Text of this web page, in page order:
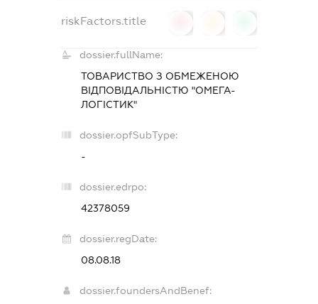
riskFactors.title
dossier.fullName:
ТОВАРИСТВО З ОБМЕЖЕНОЮ
ВІДПОВІДАЛЬНІСТЮ "ОМЕГА-
ЛОГІСТИК"
dossier.opfSubType:
-
dossier.edrpo:
42378059
dossier.regDate:
08.08.18
dossier.foundersAndBenef: